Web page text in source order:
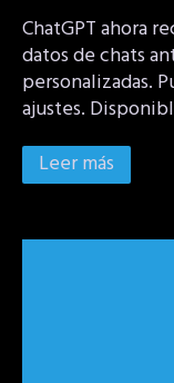
ChatGPT ahora
datos de chats
personalizadas.
ajustes.
Leer más